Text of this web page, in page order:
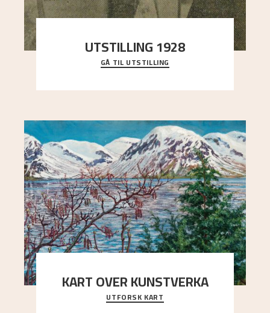
UTSTILLING 1928
Då Astrup døydde i 1928, tok vennene Moritz
Kaland og Simon Thorbjørnsen initiativ til å
GÅ TIL UTSTILLING
KART OVER KUNSTVERKA
Utforsk stedene og utsiktene i Astrups malerier
UTFORSK KART